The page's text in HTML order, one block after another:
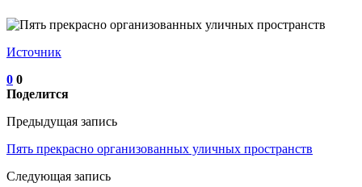
Источник
0 0
Поделится
Предыдущая запись
Пять прекрасно организованных уличных пространств
Следующая запись